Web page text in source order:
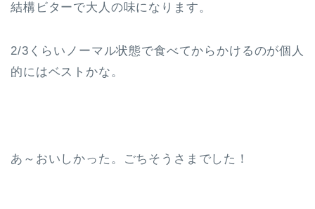
結構ビターで大人の味になります。
2/3くらいノーマル状態で食べてからかけるのが個人
的にはベストかな。
あ～おいしかった。ごちそうさまでした！